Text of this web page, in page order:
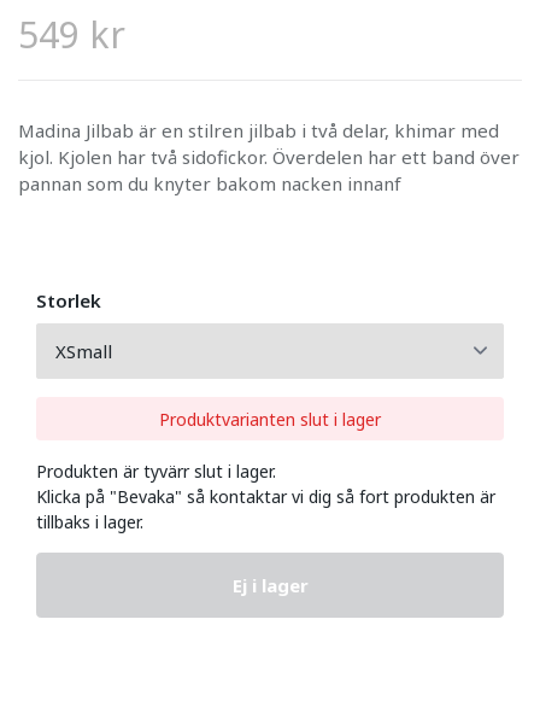
549 kr
Madina Jilbab är en stilren jilbab i två delar, khimar med
kjol. Kjolen har två sidofickor. Överdelen har ett band över
pannan som du knyter bakom nacken innanf
Storlek
Produktvarianten slut i lager
Produkten är tyvärr slut i lager.
Klicka på "Bevaka" så kontaktar vi dig så fort produkten är
tillbaks i lager.
Ej i lager